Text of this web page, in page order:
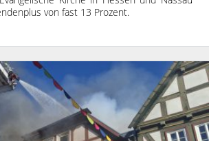
von fast 13 Prozent.